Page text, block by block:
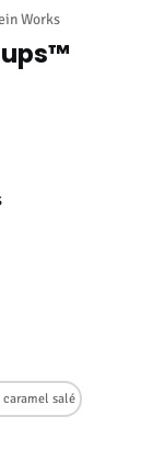
Works
caramel salé